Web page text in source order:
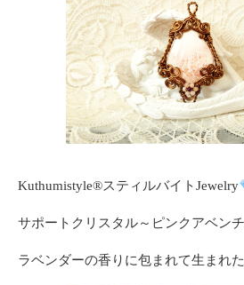
Kuthumistyle®️スティルバイトJewelry
サポートクリスタル～ピンクアベン
ラベンダーの香りに包まれて生まれ